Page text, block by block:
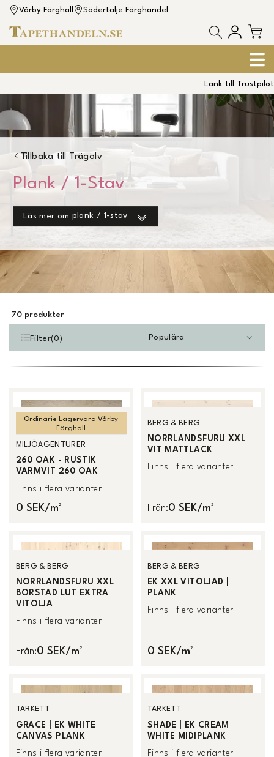
Vårby Färghall Södertälje Färghandel
Länk till Trustpilot
Tillbaka till Trägolv
Plank / 1-Stav
Läs mer om plank / 1-stav
70 produkter
Filter(0) Populära
Ordinarie Lagervara Vårby
Färghall
MILJÖAGENTURER
260 OAK - RUSTIK
VARMVIT 260 OAK
Finns i flera varianter
0 SEK/m²
BERG & BERG
NORRLANDSFURU XXL
VIT MATTLACK
Finns i flera varianter
Från:0 SEK/m²
BERG & BERG
NORRLANDSFURU XXL
BORSTAD LUT EXTRA
VITOLJA
Finns i flera varianter
Från:0 SEK/m²
BERG & BERG
EK XXL VITOLJAD |
PLANK
Finns i flera varianter
0 SEK/m²
TARKETT
GRACE | EK WHITE
CANVAS PLANK
Finns i flera varianter
TARKETT
SHADE | EK CREAM
WHITE MIDIPLANK
Finns i flera varianter